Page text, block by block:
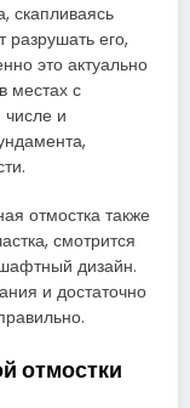
скапливаясь
его,
это актуально
местах с
числе и
отмостка также
смотрится
дизайн.
и достаточно
отмостки